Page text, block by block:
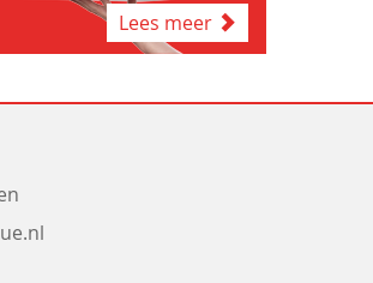
Lees meer